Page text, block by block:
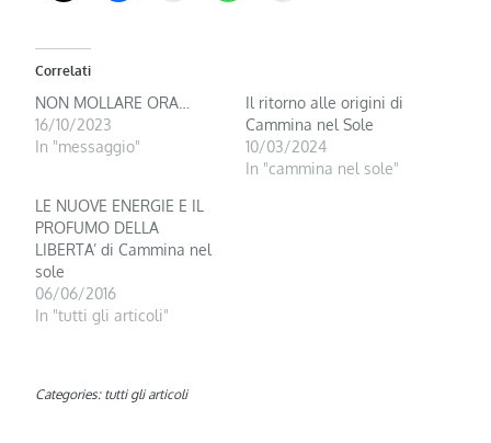
Correlati
NON MOLLARE ORA…
16/10/2023
In "messaggio"
Il ritorno alle origini di
Cammina nel Sole
10/03/2024
In "cammina nel sole"
LE NUOVE ENERGIE E IL
PROFUMO DELLA
LIBERTA’ di Cammina nel
sole
06/06/2016
In "tutti gli articoli"
Categories: tutti gli articoli